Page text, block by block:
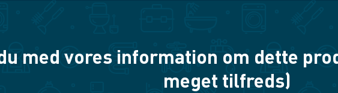
med vores information om dette
meget tilfreds)